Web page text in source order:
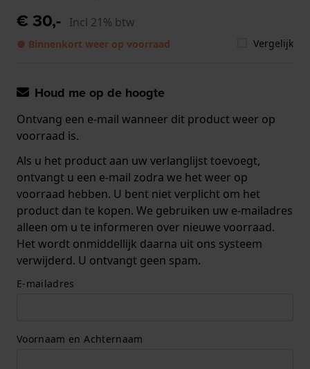
€ 30,- Incl 21% btw
● Binnenkort weer op voorraad Vergelijk
Houd me op de hoogte
Ontvang een e-mail wanneer dit product weer op
voorraad is.
Als u het product aan uw verlanglijst toevoegt,
ontvangt u een e-mail zodra we het weer op
voorraad hebben. U bent niet verplicht om het
product dan te kopen. We gebruiken uw e-mailadres
alleen om u te informeren over nieuwe voorraad.
Het wordt onmiddellijk daarna uit ons systeem
verwijderd. U ontvangt geen spam.
E-mailadres
Voornaam en Achternaam